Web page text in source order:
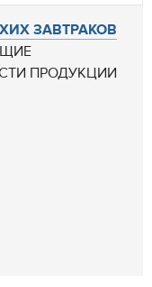
ЗАВТРАКОВ
ПРОДУКЦИИ